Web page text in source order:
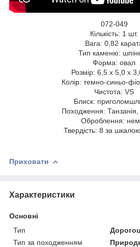
072-049
Кількість: 1 шт.
Вага: 0,82
Тип каменю:
Форма: овал
Розмір: 6,5 x 5,0 x
Колір: темно-синьо-
Чистота: VS
Блиск:
Походження:
Оброблення:
Твердість: 8 за
Приховати
Характеристики
Основні
Тип
Тип за походженням